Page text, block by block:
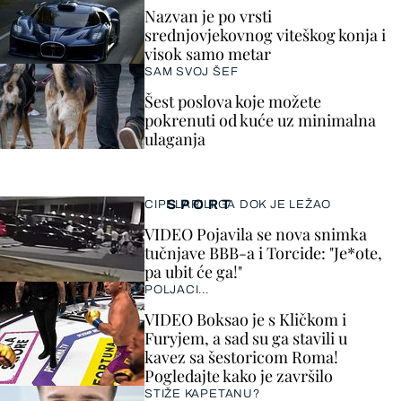
SPORT
CIPELARILI GA DOK JE LEŽAO
VIDEO Pojavila se nova snimka
tučnjave BBB-a i Torcide: "Je*ote,
pa ubit će ga!"
POLJACI...
VIDEO Boksao je s Kličkom i
Furyjem, a sad su ga stavili u
kavez sa šestoricom Roma!
Pogledajte kako je završilo
STIŽE KAPETANU?
Nazvan je po vrsti
srednjovjekovnog viteškog konja i
visok samo metar
SAM SVOJ ŠEF
Šest poslova koje možete
pokrenuti od kuće uz minimalna
ulaganja